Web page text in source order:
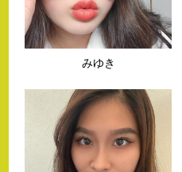
みゆき